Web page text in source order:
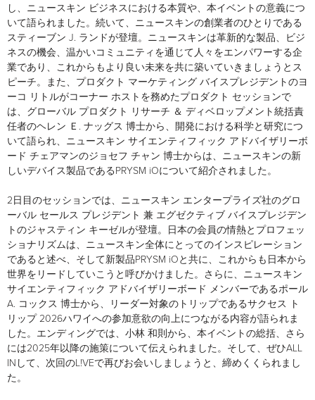
2018
2017
2016
し、ニュースキン ビジネスにおける本質や、本イベントの意義につ
いて語られました。続いて、ニュースキンの創業者のひとりである
スティーブン J. ランドが登壇。ニュースキンは革新的な製品、ビジ
ネスの機会、温かいコミュニティを通じて人々をエンパワーする企
業であり、これからもより良い未来を共に築いていきましょうとス
ピーチ。また、プロダクト マーケティング バイスプレジデントのヨ
ーコ リトルがコーナー ホストを務めたプロダクト セッションで
は、グローバル プロダクト リサーチ ＆ ディベロップメント統括責
任者のヘレン Ｅ. ナッグス 博⼠から、開発における科学と研究につ
いて語られ、ニュースキン サイエンティフィック アドバイザリーボ
ード チェアマンのジョセフ チャン 博士からは、ニュースキンの新
しいデバイス製品であるPRYSM iOについて紹介されました。
2日目のセッションでは、ニュースキン エンタープライズ社のグロ
ーバル セールス プレジデント 兼 エグゼクティブ バイスプレジデン
トのジャスティン キーゼルが登壇。日本の会員の情熱とプロフェッ
ショナリズムは、ニュースキン全体にとってのインスピレーション
であると述べ、そして新製品PRYSM iOと共に、これからも日本から
世界をリードしていこうと呼びかけました。さらに、ニュースキン
サイエンティフィック アドバイザリーボード メンバーであるポール
A. コックス 博士から、リーダー対象のトリップであるサクセス ト
リップ 2026ハワイへの参加意欲の向上につながる内容が語られま
した。エンディングでは、小林 和則から、本イベントの総括、さら
には2025年以降の施策について伝えられました。そして、ぜひALL
INして、次回のL!VEで再びお会いしましょうと、締めくくられまし
た。